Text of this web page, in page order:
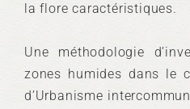
la flore caractéristiques.
Une méthodologie
zones humides dans le
d’Urbanisme